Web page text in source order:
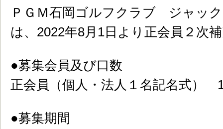
ＰＧＭ石岡ゴルフクラブ ジャッ
は、2022年8月1日より正会員２次
●募集会員及び口数
正会員（個人・法人１名記名式）
●募集期間